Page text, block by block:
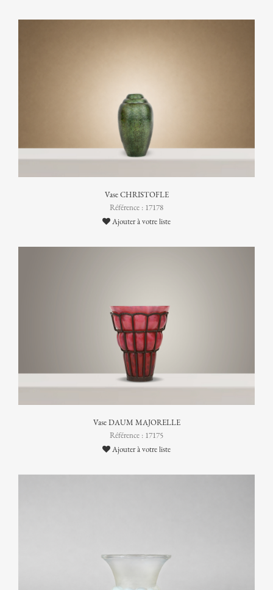
Vase CHRISTOFLE
Référence : 17178
Ajouter à votre liste
Vase DAUM MAJORELLE
Référence : 17175
Ajouter à votre liste